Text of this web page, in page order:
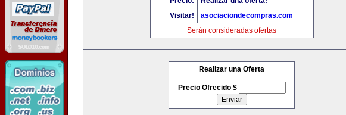
Visitar!
asociaciondecompras.com
Serán consideradas ofertas
Realizar una Oferta
Precio Ofrecido $